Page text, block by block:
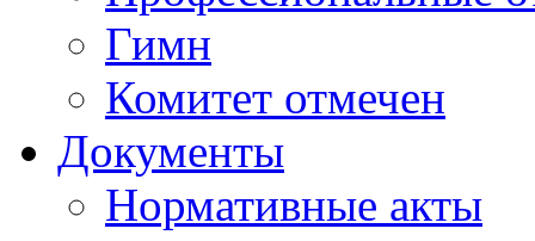
Гимн
Комитет отмечен
Документы
Нормативные акты